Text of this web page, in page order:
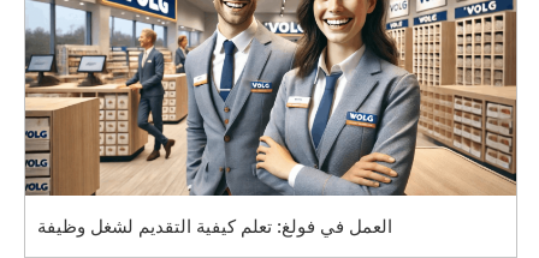
العمل في فولغ: تعلم كيفية التقديم لشغل وظيفة